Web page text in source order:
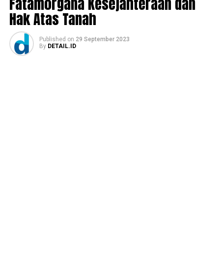
Hak Atas Tanah
Published on 29 September 2023
By DETAIL.ID